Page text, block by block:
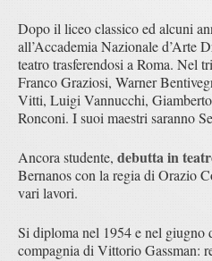
Dopo il liceo classico ed alcuni
all’Accademia Nazionale d’Arte
teatro trasferendosi a Roma. Nel
Franco Graziosi, Warner
Vitti, Luigi Vannucchi,
Ronconi. I suoi maestri saranno
Ancora studente, debuttain
Bernanos con la regia di Orazio
vari lavori.
Si diploma nel 1954 e nel giugno
compagnia di Vittorio Gassman: